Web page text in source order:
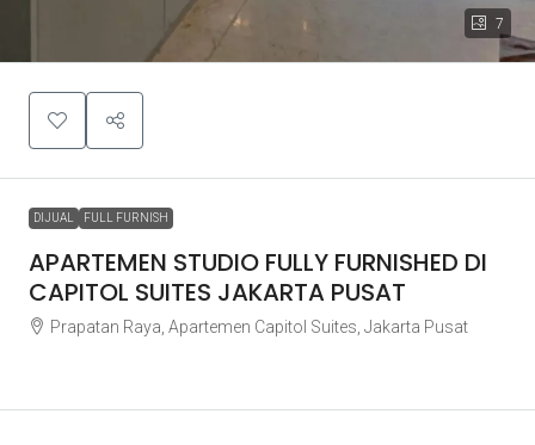
7
DIJUAL FULL FURNISH
APARTEMEN STUDIO FULLY FURNISHED DI
CAPITOL SUITES JAKARTA PUSAT
Prapatan Raya, Apartemen Capitol Suites, Jakarta Pusat